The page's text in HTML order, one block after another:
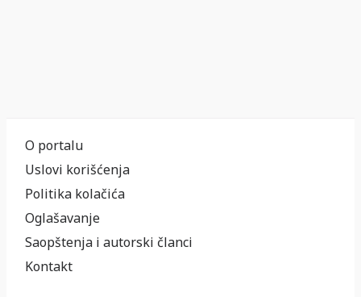
O portalu
Uslovi korišćenja
Politika kolačića
Oglašavanje
Saopštenja i autorski članci
Kontakt